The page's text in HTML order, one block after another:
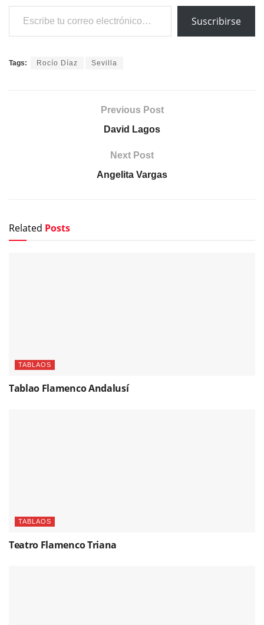
Escribe tu correo electrónico…
Suscribirse
Tags: Rocío Díaz Sevilla
Previous Post
David Lagos
Next Post
Angelita Vargas
Related Posts
TABLAOS
Tablao Flamenco Andalusí
TABLAOS
Teatro Flamenco Triana